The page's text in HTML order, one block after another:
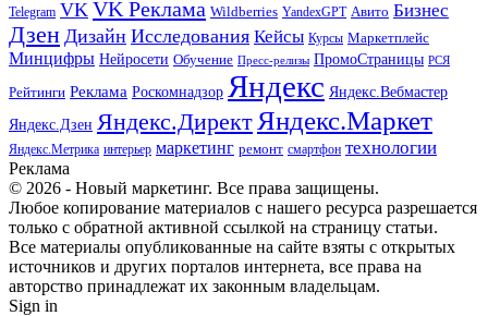
Telegram VK VK Реклама Wildberries YandexGPT Авито Бизнес
Дзен Дизайн Исследования Кейсы Курсы Маркетплейс
Минцифры Нейросети Обучение Пресс-релизы ПромоСтраницы РСЯ
Рейтинги Реклама Роскомнадзор Яндекс Яндекс.Вебмастер
Яндекс.Дзен Яндекс.ДиректЯндекс.Маркет
Яндекс.Метрика интерьер маркетинг ремонт смартфон технологии
Реклама
© 2026 - Новый маркетинг. Все права защищены.
Любое копирование материалов с нашего ресурса разрешается
только с обратной активной ссылкой на страницу статьи.
Все материалы опубликованные на сайте взяты с открытых
источников и других порталов интернета, все права на
авторство принадлежат их законным владельцам.
Sign in